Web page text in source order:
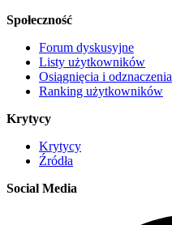
Społeczność
Forum dyskusyjne
Listy użytkowników
Osiągnięcia i odznaczenia
Ranking użytkowników
Krytycy
Krytycy
Źródła
Social Media